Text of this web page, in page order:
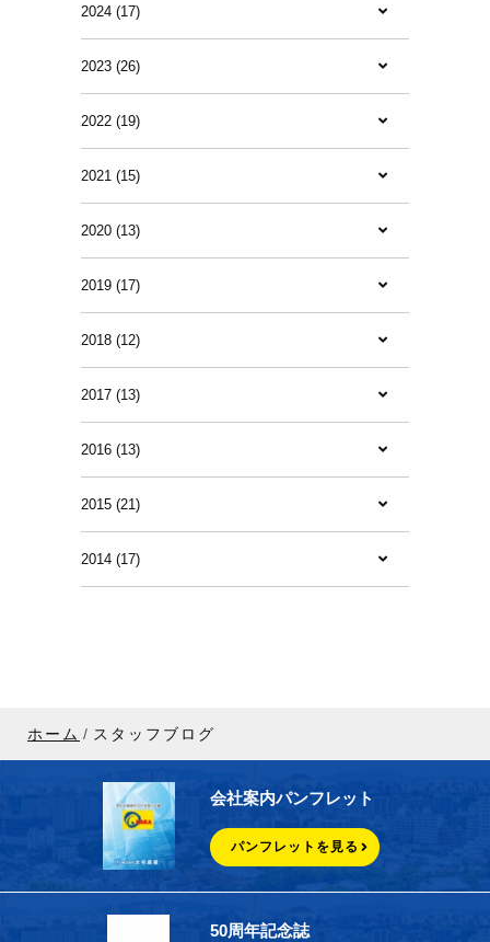
2024 (17)
2023 (26)
2022 (19)
2021 (15)
2020 (13)
2019 (17)
2018 (12)
2017 (13)
2016 (13)
2015 (21)
2014 (17)
ホーム スタッフブログ
会社案内パンフレット
パンフレットを見る
50周年記念誌